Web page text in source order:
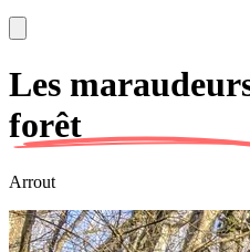
Les
forêt
Arrout